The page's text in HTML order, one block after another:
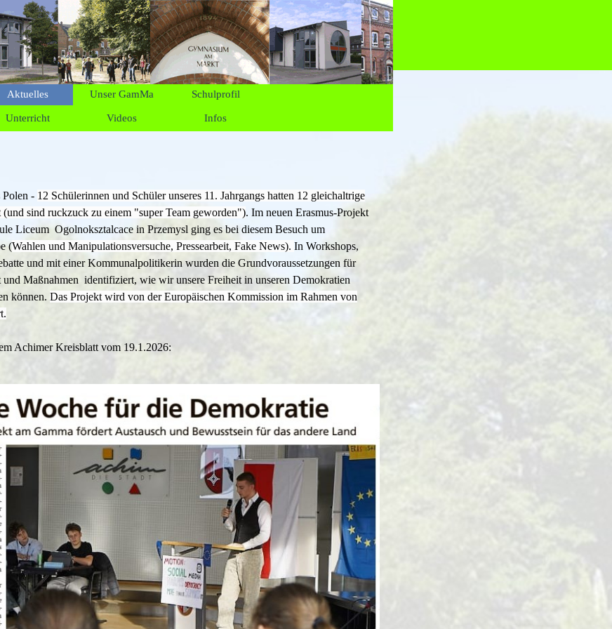
Menü überspringen
Aktuelles ▼
Unser GamMa ▼
Schulprofil
▼
Unterricht ▼
Videos ▼
Infos
Polen - 12 Schülerinnen und Schüler unseres 11. Jahrgangs hatten 12 gleichaltrige
(und sind ruckzuck zu einem "super Team geworden"). Im neuen Erasmus-Projekt
Liceum Ogolnoksztalcace in Przemysl ging es bei diesem Besuch um
(Wahlen und Manipulationsversuche, Pressearbeit, Fake News).In Workshops,
und mit einer Kommunalpolitikerin wurden die Grundvoraussetzungen für
und Maßnahmen identifiziert, wie wir unsere Freiheit in unseren Demokratien
können.Das Projekt wird von der Europäischen Kommission im Rahmen von
.
Achimer Kreisblatt vom 19.1.2026: